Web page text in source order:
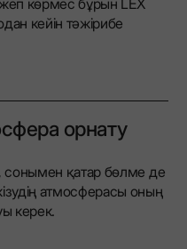
кейін тәжірибе
орнату
сонымен қатар бөлме де
атмосферасы оның
керек.